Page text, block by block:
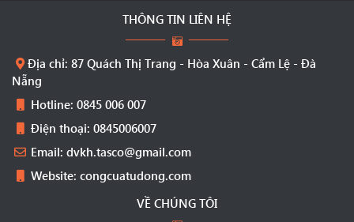
THÔNG TIN LIÊN HỆ
Địa chỉ: 87 Quách Thị Trang - Hòa Xuân - Cẩm Lệ - Đà
Nẵng
Hotline: 0845 006 007
Điện thoại: 0845006007
Email: dvkh.tasco@gmail.com
Website: congcuatudong.com
VỀ CHÚNG TÔI